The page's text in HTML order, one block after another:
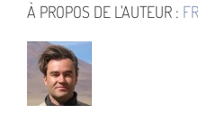
À PROPOS DE L'AUTEUR :